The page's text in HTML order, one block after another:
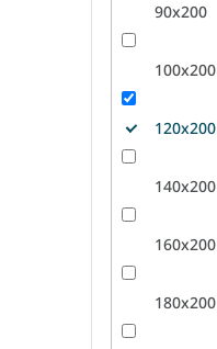
90x200
100x200
120x200
140x200
160x200
180x200